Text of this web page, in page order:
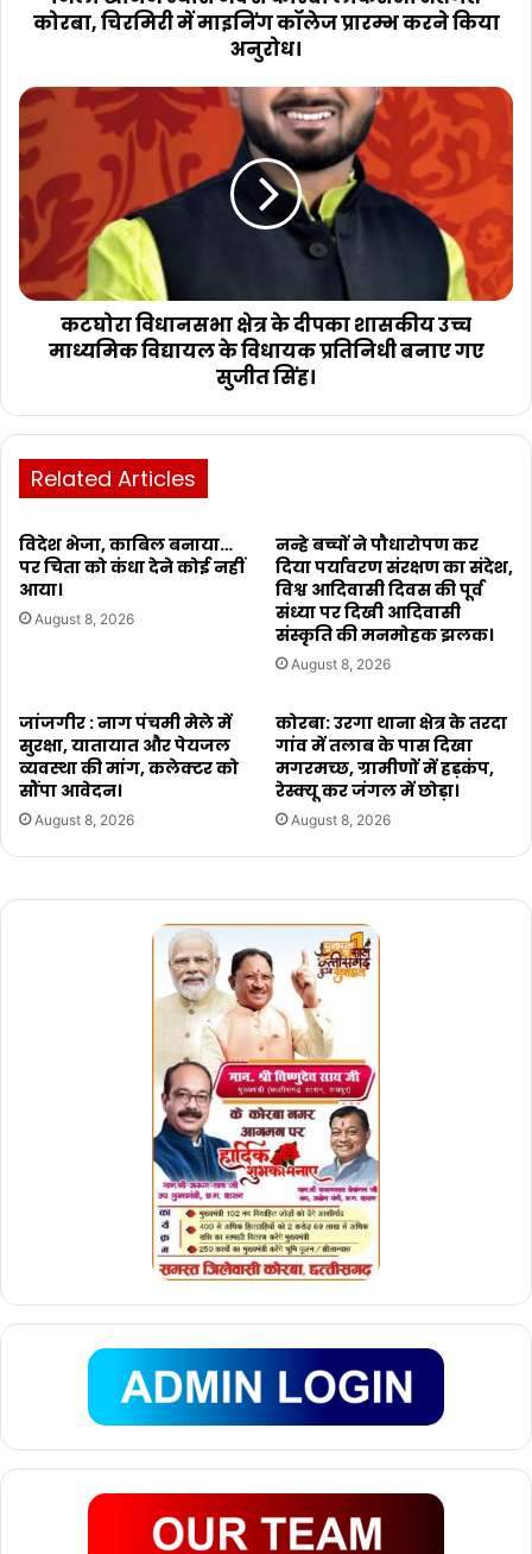
कोरबा, चिरमिरी में माइनिंग कॉलेज प्रारम्भ करने किया
अनुरोध।
कटघोरा विधानसभा क्षेत्र के दीपका शासकीय उच्च
माध्यमिक विद्यायल के विधायक प्रतिनिधी बनाए गए
सुजीत सिंह।
Related Articles
विदेश भेजा, काबिल बनाया…
पर चिता को कंधा देने कोई नहीं
आया।
August 8, 2026
नन्हे बच्चों ने पौधारोपण कर
दिया पर्यावरण संरक्षण का संदेश,
विश्व आदिवासी दिवस की पूर्व
संध्या पर दिखी आदिवासी
संस्कृति की मनमोहक झलक।
August 8, 2026
जांजगीर : नाग पंचमी मेले में
सुरक्षा, यातायात और पेयजल
व्यवस्था की मांग, कलेक्टर को
सौंपा आवेदन।
August 8, 2026
कोरबा: उरगा थाना क्षेत्र के तरदा
गांव में तलाब के पास दिखा
मगरमच्छ, ग्रामीणों में हड़कंप,
रेस्क्यू कर जंगल में छोड़ा।
August 8, 2026